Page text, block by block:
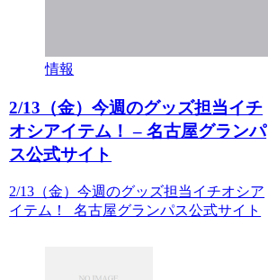
情報
2/13（金）今週のグッズ担当イチ
オシアイテム！ – 名古屋グランパ
ス公式サイト
2/13（金）今週のグッズ担当イチオシア
イテム！ 名古屋グランパス公式サイト